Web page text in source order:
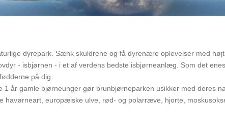
dyrepark. Sænk skuldrene og få dyrenære oplevelser med
- isbjørnen - i et af verdens bedste isbjørneanlæg. Som det
på dig.
år gamle bjørneunger gør brunbjørneparken usikker med deres
havørneart, europæiske ulve, rød- og polarræve, hjorte,